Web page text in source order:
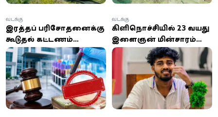
இரத்தப் பரிசோதனைக்கு
கூடுதல் கட்டணம்
வசூலித்த யாழ். தனியார்
வைத்தியசாலைக்கு ரூ.30
இலட்சம் அபராதம்
வடக்கு
கிளிநொச்சியில் 23 வயது
இளைஞன் மின்சாரம்
தாக்கி உயிரிழப்பு!
வடக்கு